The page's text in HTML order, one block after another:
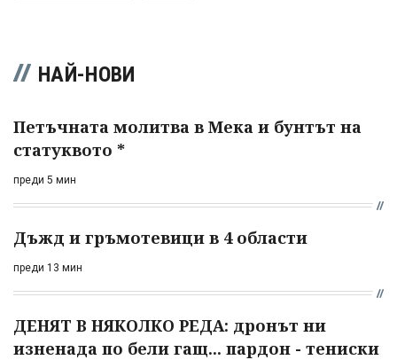
НАЙ-НОВИ
Петъчната молитва в Мека и бунтът на
статуквото *
преди 5 мин
Дъжд и гръмотевици в 4 области
преди 13 мин
ДЕНЯТ В НЯКОЛКО РЕДА: дронът ни
изненада по бели гащ... пардон - тениски